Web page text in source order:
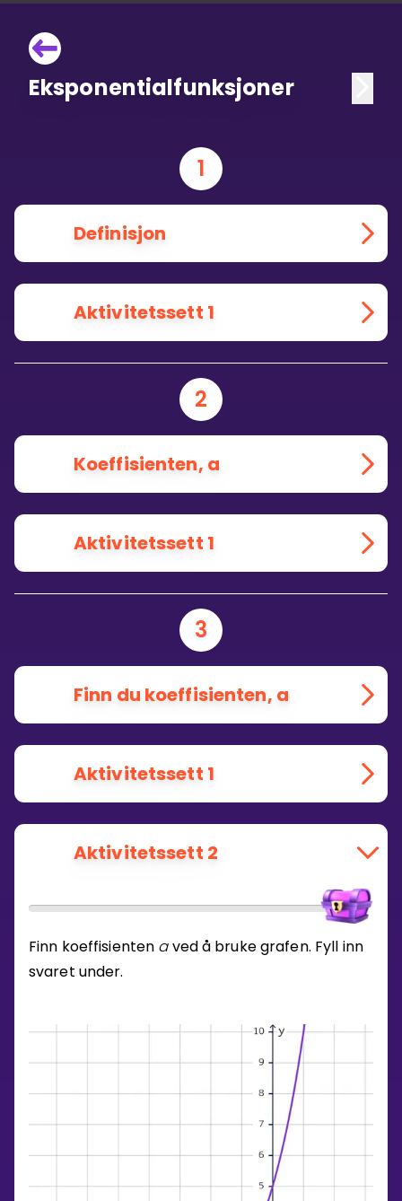
Eksponentialfunksjoner
1
Definisjon
Aktivitetssett 1
2
Koeffisienten, a
Aktivitetssett 1
3
Finn du koeffisienten, a
Aktivitetssett 1
Aktivitetssett 2
Finn koeffisienten aved å bruke grafen. Fyll inn
svaret under.